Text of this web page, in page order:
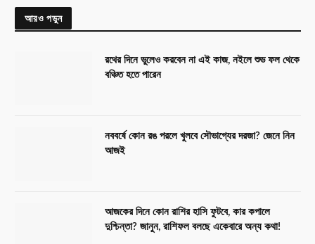
আরও পড়ুন
রথের দিনে ভুলেও করবেন না এই কাজ, নইলে শুভ ফল থেকে
বঞ্চিত হতে পারেন
নববর্ষে কোন রঙ পরলে খুলবে সৌভাগ্যের দরজা? জেনে নিন
আজই
আজকের দিনে কোন রাশির হাসি ফুটবে, কার কপালে
দুশ্চিন্তা? জানুন, রাশিফল বলছে একেবারে অন্য কথা!